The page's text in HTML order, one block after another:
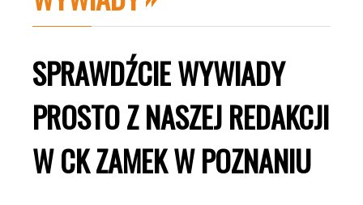
SPRAWDŹCIE WYWIADY
PROSTO Z NASZEJ REDAKCJI
W CK ZAMEK W POZNANIU